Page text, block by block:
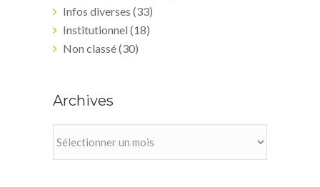
Infos diverses (33)
Institutionnel (18)
Non classé(30)
Archives